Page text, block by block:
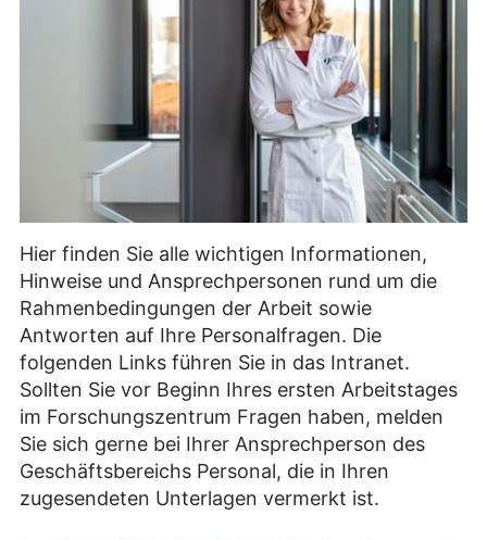
Hier finden Sie alle wichtigen Informationen,
Hinweise und Ansprechpersonen rund um die
Rahmenbedingungen der Arbeit sowie
Antworten auf Ihre Personalfragen. Die
folgenden Links führen Sie in das Intranet.
Sollten Sie vor Beginn Ihres ersten Arbeitstages
im Forschungszentrum Fragen haben, melden
Sie sich gerne bei Ihrer Ansprechperson des
Geschäftsbereichs Personal, die in Ihren
zugesendeten Unterlagen vermerkt ist.